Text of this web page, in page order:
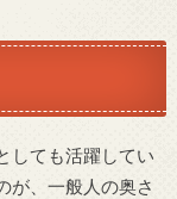
しても活躍してい
が、一般人の奥さ